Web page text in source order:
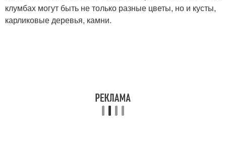
клумбах могут быть не только разные цветы, но и кусты,
карликовые деревья, камни.